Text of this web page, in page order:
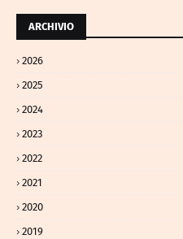
ARCHIVIO
2026
2025
2024
2023
2022
2021
2020
2019